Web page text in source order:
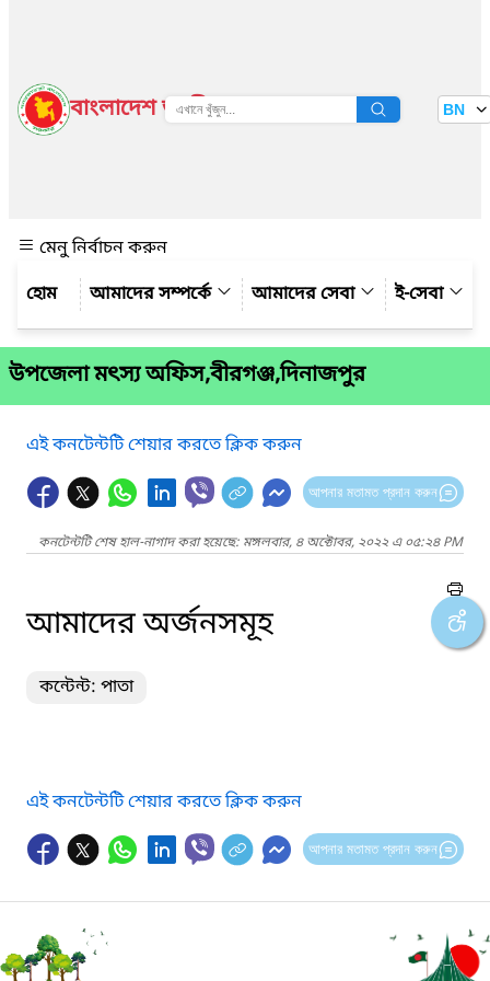
বাংলাদেশ জাতীয় তথ্য বাতায়ন BN
মেনু নির্বাচন করুন
আমাদের সম্পর্কে
আমাদের সেবা ই-সেবা
উপজেলা মৎস্য অফিস,বীরগঞ্জ,দিনাজপুর
এই কনটেন্টটি শেয়ার করতে ক্লিক করুন
আপনার মতামত প্রদান করুন
কনটেন্টটি শেষ হাল-নাগাদ করা হয়েছে: মঙ্গলবার, ৪ অক্টোবর, ২০২২ এ ০৫:২৪ PM
আমাদের অর্জনসমূহ
কন্টেন্ট: পাতা
এই কনটেন্টটি শেয়ার করতে ক্লিক করুন
আপনার মতামত প্রদান করুন